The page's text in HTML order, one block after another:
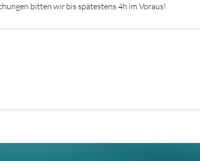
bitten wir bis spätestens 4h im Voraus!